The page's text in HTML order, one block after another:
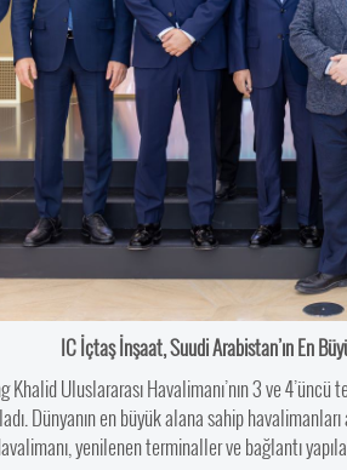
IC İçtaş İnşaat, Suudi Arabistan’ın En
Uluslararası Havalimanı’nın 3 ve
Dünyanın en büyük alana sahip
yenilenen terminaller ve bağlantı